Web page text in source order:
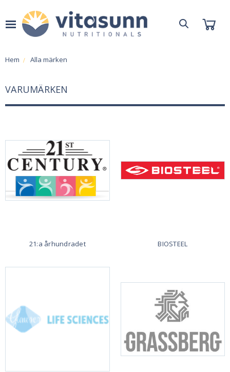
Hem Alla märken
VARUMÄRKEN
21:a århundradet BIOSTEEL